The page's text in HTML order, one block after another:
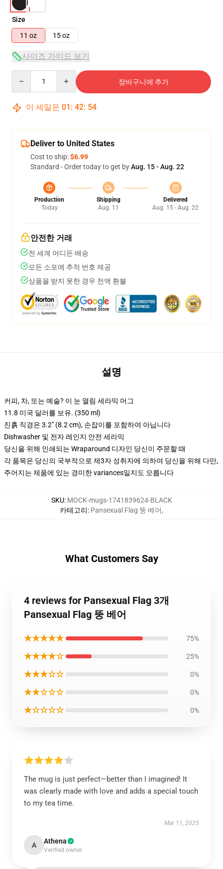
Size
11 oz
15 oz
사이즈 가이드 보기
장바구니에 추가
이 세일은 01 : 42: 54
Deliver to United States
Cost to ship:$6.99
Standard - Order today to get byAug. 15 - Aug. 22
Production
Today
Shipping
Aug. 11
Delivered
Aug. 15 - Aug. 22
안전한 거래
전 세계 어디든 배송
모든 소포에 추적 번호 제공
상품을 받지 못한 경우 전액 환불
설명
커피, 차, 또는 예술? 이 눈 열림 세라믹 머그
11.8 미국 달러를 보유. (350 ml)
진흙 직경은 3.2" (8.2 cm), 손잡이를 포함하여 아닙니다
Dishwasher 및 전자 레인지 안전 세라믹
당신을 위해 인쇄되는 Wraparound 디자인 당신이 주문할 때
각 품목은 당신의 국부적으로 제3자 성취자에 의하여 당신을 위해 다만,
주어지는 제품에 있는 경미한 variances일지도 모릅니다
SKU: MOCK-mugs-1741839624-BLACK
카테고리: Pansexual Flag 뚱 베어,
What Customers Say
4 reviews for Pansexual Flag 3개
Pansexual Flag 뚱 베어
★★★★★ 75%
★★★★☆ 25%
★★★☆☆ 0%
★★☆☆☆ 0%
★☆☆☆☆ 0%
The mug is just perfect—better than I imagined! It
was clearly made with love and adds a special touch
to my tea time.
Mar 11, 2025
A Athena
Verified owner